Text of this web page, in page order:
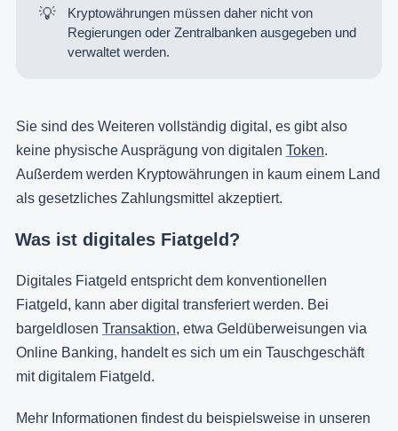
💡
Kryptowährungen müssen daher nicht von
Regierungen oder Zentralbanken ausgegeben und
verwaltet werden.
Sie sind des Weiteren vollständig digital, es gibt also
keine physische Ausprägung von digitalen Token.
Außerdem werden Kryptowährungen in kaum einem Land
als gesetzliches Zahlungsmittel akzeptiert.
Was ist digitales Fiatgeld?
Digitales Fiatgeld entspricht dem konventionellen
Fiatgeld, kann aber digital transferiert werden. Bei
bargeldlosen Transaktion, etwa Geldüberweisungen via
Online Banking, handelt es sich um ein Tauschgeschäft
mit digitalem Fiatgeld.
Mehr Informationen findest du beispielsweise in unseren